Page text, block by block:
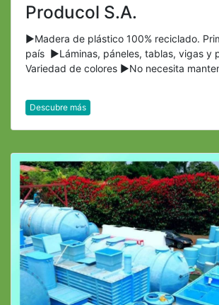
Producol S.A.
►Madera de plástico 100% reciclado.
país ►Láminas, páneles, tablas, vigas y
Variedad de colores ►No necesita
Descubre más